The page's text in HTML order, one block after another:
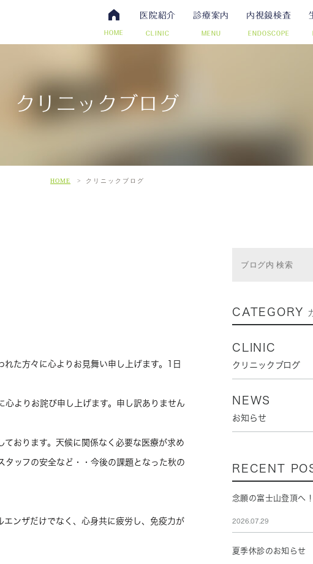
HOME
医院紹介
CLINIC
ス・診療時間 スタッフ募集
診療案内
MENU
内視鏡検査
ENDOSCOPE
査について 日帰り手術（内視鏡的ポリープ切除）
ワクチン・予防接種
クリニックブログ
HOME クリニックブログ
た方々に心よりお見舞い申し上げます。1日
よりお詫び申し上げます。申し訳ありません
おります。天候に関係なく必要な医療が求め
ッフの安全など・・今後の課題となった秋の
ンザだけでなく、心身共に疲労し、免疫力が
CATEGORY
CLINIC
クリニックブログ
NEWS
お知らせ
RECENT
念願の富士山登頂へ！
2026.07.29
夏季休診のお知らせ